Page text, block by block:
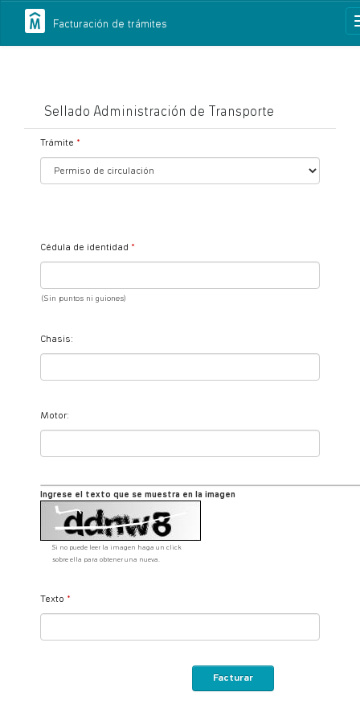
Facturación de trámites
Sellado Administración de Transporte
Trámite
Cédula de identidad
(Sin puntos ni guiones)
Chasis:
Motor:
Ingrese el texto que se muestra en la imagen
Si no puede leer la imagen haga un click
sobre ella para obtener una nueva.
Texto